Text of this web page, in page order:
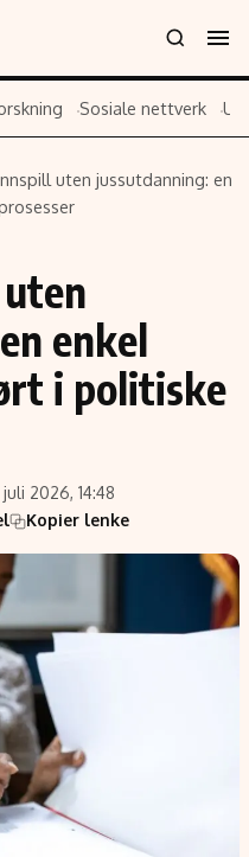
Emner
Økonomi
Politikk
Selskaper
Retningslinjer
Retningslinjer for rettelser
policy
Sosiale nettverk
uten jussutdanning: en
enkel
i politiske
2026, 14:48
Kopier lenke